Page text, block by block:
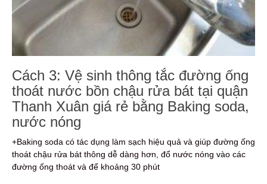
Cách 3: Vệ sinh thông tắc đường ống
thoát nước bồn chậu rửa bát tại quận
Thanh Xuân giá rẻ bằng Baking soda,
nước nóng
+Baking soda có tác dụng làm sạch hiệu quả và giúp đường ống
thoát chậu rửa bát thông dễ dàng hơn, đổ nước nóng vào các
đường ống thoát và để khoảng 30 phút